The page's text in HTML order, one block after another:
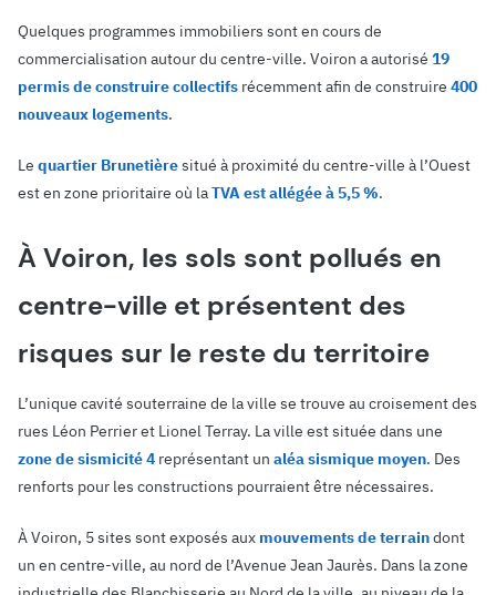
Quelques programmes immobiliers sont en cours de
commercialisation autour du centre-ville. Voiron a autorisé 19
permis de construire collectifs récemment afin de construire 400
nouveaux logements.
Le quartier Brunetièresitué à proximité du centre-ville à l’Ouest
est en zone prioritaire où laTVA est allégée à 5,5 %.
À Voiron, les sols sont pollués en
centre-ville et présentent des
risques sur le reste du territoire
L’unique cavité souterraine de la ville se trouve au croisement des
rues Léon Perrier et Lionel Terray. La ville est située dans une
zone de sismicité 4 représentant un aléa sismique moyen. Des
renforts pour les constructions pourraient être nécessaires.
À Voiron, 5 sites sont exposés aux mouvements de terraindont
un en centre-ville, au nord de l’Avenue Jean Jaurès. Dans la zone